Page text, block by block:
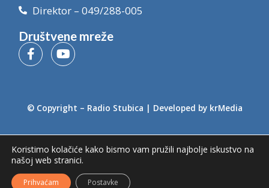
Direktor – 049/288-005
Društvene mreže
© Copyright – Radio Stubica | Developed by krMedia
Koristimo kolačiće kako bismo vam pružili najbolje iskustvo na
našoj web stranici.
Prihvaćam Postavke